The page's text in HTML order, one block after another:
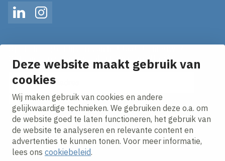
Deze website maakt gebruik van
cookies
Wij maken gebruik van cookies en andere
gelijkwaardige technieken. We gebruiken deze o.a. om
de website goed te laten functioneren, het gebruik van
de website te analyseren en relevante content en
advertenties te kunnen tonen. Voor meer informatie,
lees ons cookiebeleid.
LinkedInInstagram
Ontvang onze nieuws alerts in je mailbox!
E-mailadres
Ik ga akkoord met hetprivacy statement.